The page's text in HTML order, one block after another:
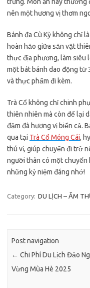
nên một hương vị thơm
Bánh đa Cù Kỳ không chỉ
hoàn hảo giữa sản vật
thực địa phương, làm siêu
một bát bánh dao động từ
và thực phẩm đi kèm.
Trà Cổ không chỉ chinh
thiên nhiên mà còn để lại
đậm đà hương vị biển cả.
qua tại Trà Cổ Móng Cái,
thú vị, giúp chuyến đi trở
người thân có một chuyến
những kỷ niệm đáng nhớ!
Category: DU LỊCH – ẨM
Post navigation
← Chi Phí Du Lịch Đảo
Vừng Mùa Hè 2025